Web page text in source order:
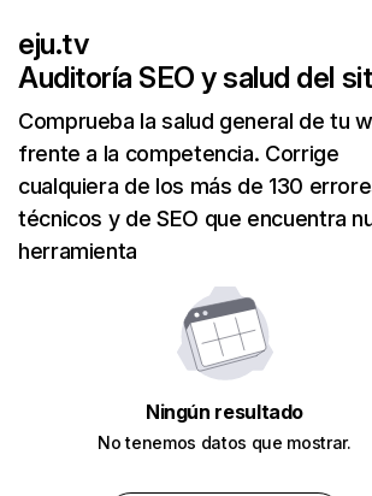
eju.tv
Auditoría SEO y salud del
Comprueba la salud general de tu
frente a la competencia. Corrige
cualquiera de los más de 130
técnicos y de SEO que encuentra
herramienta
Ningún resultado
No tenemos datos que mostrar.